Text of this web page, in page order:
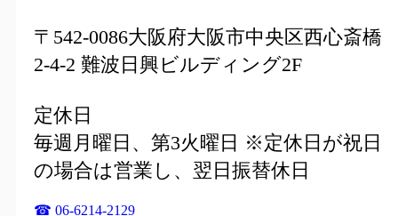
〒542-0086大阪府大阪市中央区西心斎橋
2-4-2 難波日興ビルディング2F
定休日
毎週月曜日、第3火曜日 ※定休日が祝日
の場合は営業し、翌日振替休日
☎ 06-6214-2129